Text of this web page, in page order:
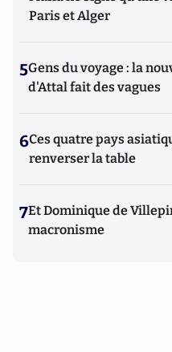
Paris et Alger
5Gens du voyage : la
d'Attal fait des vagues
6Ces quatre pays
renverser la table
7Et Dominique de
macronisme